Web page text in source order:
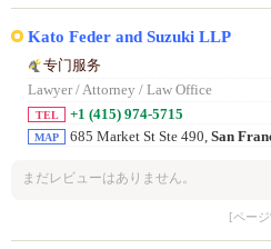
Kato Feder and Suzuki LLP
专门服务
Lawyer / Attorney / Law Office
TEL +1 (415) 974-5715
MAP 685 Market St Ste 490, San
まだレビューはありません。
[ペー